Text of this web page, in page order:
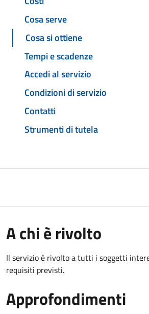
Cosa serve
Cosa si ottiene
Tempi e scadenze
Accedi al servizio
Condizioni di servizio
Contatti
Strumenti di tutela
A chi è rivolto
Il servizio è rivolto a tutti i soggetti
requisiti previsti.
Approfondimenti